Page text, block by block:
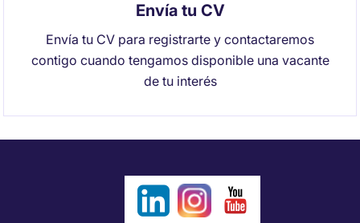
Envía tu CV
Envía tu CV para registrarte y contactaremos
contigo cuando tengamos disponible una vacante
de tu interés